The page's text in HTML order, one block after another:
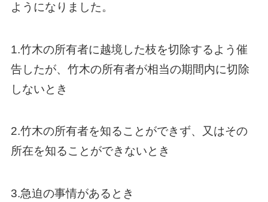
ようになりました。
1.竹木の所有者に越境した枝を切除するよう催
告したが、竹木の所有者が相当の期間内に切除
しないとき
2.竹木の所有者を知ることができず、又はその
所在を知ることができないとき
3.急迫の事情があるとき